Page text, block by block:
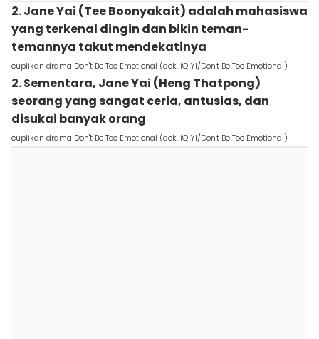
2. Jane Yai (Tee Boonyakait) adalah mahasiswa
yang terkenal dingin dan bikin teman-
temannya takut mendekatinya
cuplikan drama Don't Be Too Emotional (dok. iQIYI/Don't Be Too Emotional)
2. Sementara, Jane Yai (Heng Thatpong)
seorang yang sangat ceria, antusias, dan
disukai banyak orang
cuplikan drama Don't Be Too Emotional (dok. iQIYI/Don't Be Too Emotional)